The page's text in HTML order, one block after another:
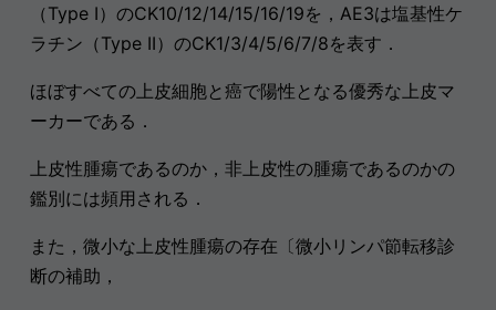
（Type I）のCK10/12/14/15/16/19を，AE3は塩基性ケ
ラチン（Type II）のCK1/3/4/5/6/7/8を表す．
ほぼすべての上皮細胞と癌で陽性となる優秀な上皮マ
ーカーである．
上皮性腫瘍であるのか，非上皮性の腫瘍であるのかの
鑑別には頻用される．
また，微小な上皮性腫瘍の存在〔微小リンパ節転移診
断の補助，